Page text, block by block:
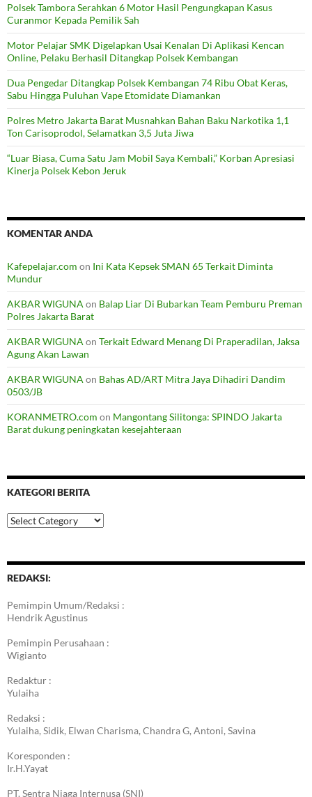
Polsek Tambora Serahkan 6 Motor Hasil Pengungkapan Kasus
Curanmor Kepada Pemilik Sah
Motor Pelajar SMK Digelapkan Usai Kenalan Di Aplikasi Kencan
Online, Pelaku Berhasil Ditangkap Polsek Kembangan
Dua Pengedar Ditangkap Polsek Kembangan 74 Ribu Obat Keras,
Sabu Hingga Puluhan Vape Etomidate Diamankan
Polres Metro Jakarta Barat Musnahkan Bahan Baku Narkotika 1,1
Ton Carisoprodol, Selamatkan 3,5 Juta Jiwa
“Luar Biasa, Cuma Satu Jam Mobil Saya Kembali,” Korban Apresiasi
Kinerja Polsek Kebon Jeruk
KOMENTAR ANDA
Kafepelajar.com on Ini Kata Kepsek SMAN 65 Terkait Diminta
Mundur
AKBAR WIGUNA on Balap Liar Di Bubarkan Team Pemburu Preman
Polres Jakarta Barat
AKBAR WIGUNA on Terkait Edward Menang Di Praperadilan, Jaksa
Agung Akan Lawan
AKBAR WIGUNA on Bahas AD/ART Mitra Jaya Dihadiri Dandim
0503/JB
KORANMETRO.com on Mangontang Silitonga: SPINDO Jakarta
Barat dukung peningkatan kesejahteraan
KATEGORI BERITA
Kategori
Berita
REDAKSI:
Pemimpin Umum/Redaksi :
Hendrik Agustinus
Pemimpin Perusahaan :
Wigianto
Redaktur :
Yulaiha
Redaksi :
Yulaiha, Sidik, Elwan Charisma, Chandra G, Antoni, Savina
Koresponden :
Ir.H.Yayat
PT. Sentra Niaga Internusa (SNI)